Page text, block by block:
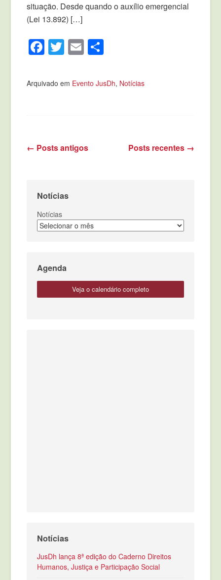
situação. Desde quando o auxílio emergencial
(Lei 13.892) […]
Facebook
Twitter
Email
Arquivado em Evento JusDh, Notícias
Navegação de posts
← Posts antigos Posts recentes →
Notícias
Notícias
Agenda
veja o calendário completo
Notícias
JusDh lança 8ª edição do Caderno Direitos
Humanos, Justiça e Participação Social